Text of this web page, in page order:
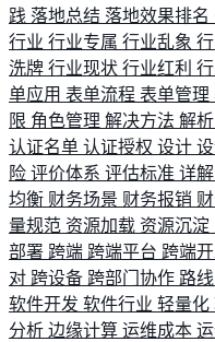
践 落地总结 落地效果排名
行业 行业专属 行业乱象
洗牌 行业现状 行业红利
单应用 表单流程 表单管理
限 角色管理 解决方法 解析
认证名单 认证授权 设计
险 评价体系 评估标准 详解
均衡 财务场景 财务报销
量规范 资源加载 资源沉淀
部署 跨端 跨端平台 跨端
对 跨设备 跨部门协作 路
软件开发 软件行业 轻量化
分析 边缘计算 运维成本